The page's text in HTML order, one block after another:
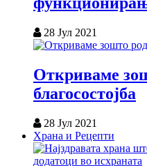
28 Јул 2021
Откриваме
благосостојба
28 Јул 2021
Храна и Рецепти